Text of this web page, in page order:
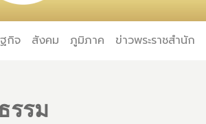
กิจ สังคม ภูมิภาค ข่าวพระราชสำนัก
รรม